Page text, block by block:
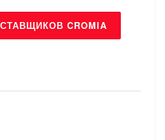
CROMIA